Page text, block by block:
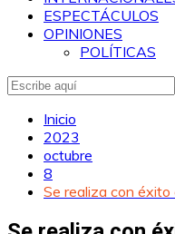
ESPECTÁCULOS
OPINIONES
POLÍTICAS
Inicio
2023
octubre
8
Se realiza con éxito